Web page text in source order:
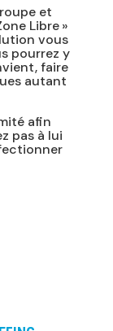
et
Libre »
vous
pourrez y
faire
autant
afin
pas à lui